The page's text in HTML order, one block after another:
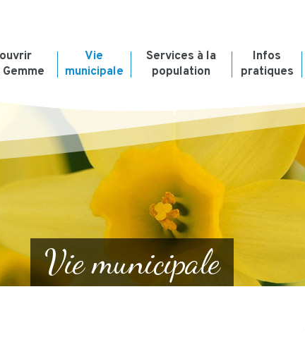
Vie
municipale
Services à la
population
Infos
pratiques
Vie municipale